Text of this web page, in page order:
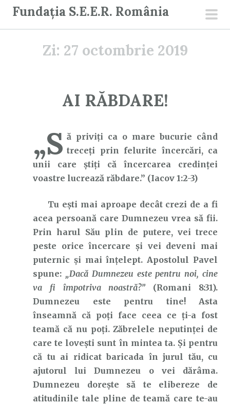
Fundația S.E.E.R. România
Zi: 27 octombrie 2019
AI RĂBDARE!
„S ă priviți ca o mare bucurie când
treceți prin felurite încercări, ca
unii care știți că încercarea credinței
voastre lucrează răbdare.” (Iacov 1:2-3)
Tu ești mai aproape decât crezi de a fi
acea persoană care Dumnezeu vrea să fii.
Prin harul Său plin de putere, vei trece
peste orice încercare și vei deveni mai
puternic și mai înțelept. Apostolul Pavel
spune: „Dacă Dumnezeu este pentru noi, cine
va fi împotriva noastră?” (Romani 8:31).
Dumnezeu este pentru tine! Asta
înseamnă că poți face ceea ce ți-a fost
teamă că nu poți. Zăbrelele neputinței de
care te lovești sunt în mintea ta. Și pentru
că tu ai ridicat baricada în jurul tău, cu
ajutorul lui Dumnezeu o vei dărâma.
Dumnezeu dorește să te elibereze de
atitudinile tale pline de teamă care te-au